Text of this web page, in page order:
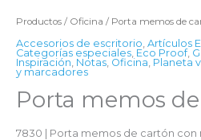
Productos / Oficina / Porta memos de
Accesorios de escritorio, Artículos
Categorías especiales, Eco Proof,
Inspiración, Notas, Oficina, Planeta
y marcadores
Porta memos
7830 | Porta memos de cartón con